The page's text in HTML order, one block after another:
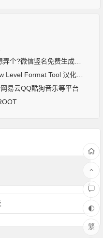
?微信竖名免费生成器！
Format Tool 汉化版 v4.50
易云QQ酷狗音乐等平台
繁